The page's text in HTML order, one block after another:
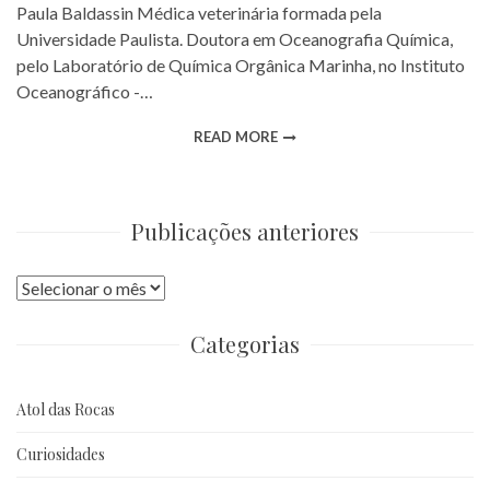
Paula Baldassin Médica veterinária formada pela
Universidade Paulista. Doutora em Oceanografia Química,
pelo Laboratório de Química Orgânica Marinha, no Instituto
Oceanográfico -…
READ MORE
Publicações anteriores
Publicações
Categorias
Atol das Rocas
Curiosidades